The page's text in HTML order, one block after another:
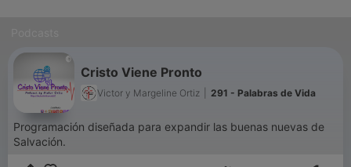
Cristo Viene Pronto
Victor y Margeline Ortiz 291 - Palabras de Vida
Programación diseñada para expandir las buenas nuevas de
Salvación.